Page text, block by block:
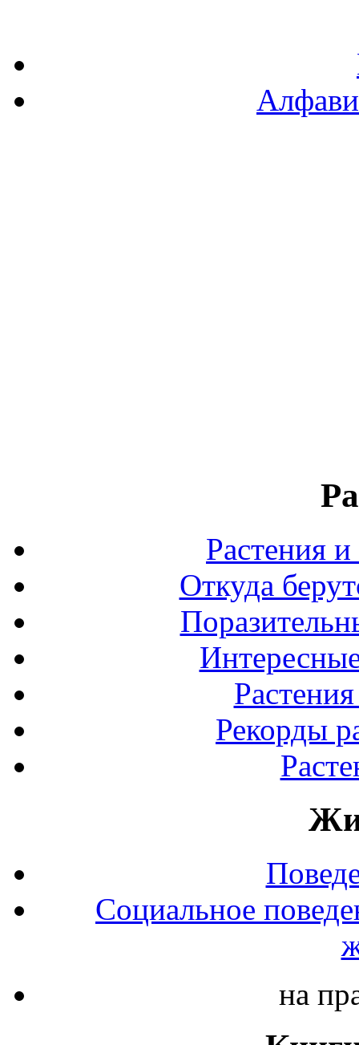
Растения
Откуда
Рекорды
Социальное
на